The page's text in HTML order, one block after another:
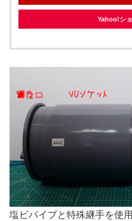
Yahoo!シ
塩ビパイプと特殊継手を使